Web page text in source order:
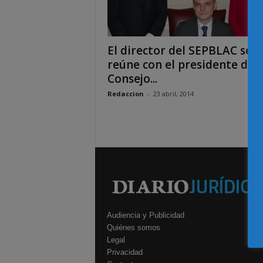
El director del SEPBLAC se
reúne con el presidente del
Consejo...
Redaccion - 23 abril, 2014
Audiencia y Publicidad
Quiénes somos
Legal
Privacidad